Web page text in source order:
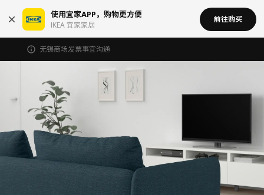
使用宜家APP，购物更方便
IKEA 宜家家居
前往购买
无锡商场发票事宜沟通